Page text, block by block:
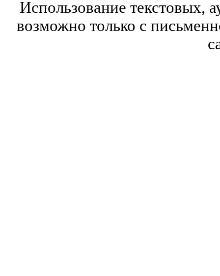
Использование текстовых,
возможно только с